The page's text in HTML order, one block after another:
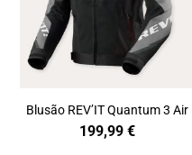
Blusão REV’IT Quantum 3 Air
199,99€